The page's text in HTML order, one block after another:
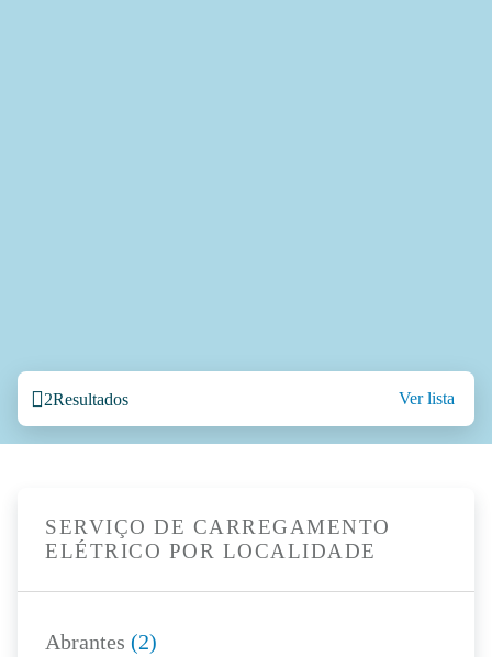
2Resultados Ver lista
SERVIÇO DE CARREGAMENTO
ELÉTRICO POR LOCALIDADE
Abrantes (2)